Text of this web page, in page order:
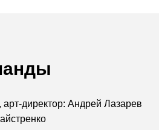
арт-директор: Андрей Лазарев